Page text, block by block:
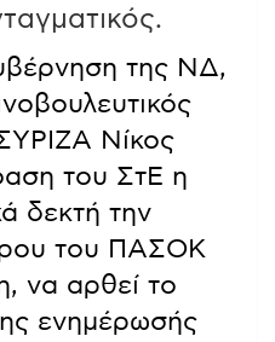
της ΝΔ,
Νίκος
του ΣτΕ η
δεκτή την
του ΠΑΣΟΚ
να αρθεί το
ενημέρωσής